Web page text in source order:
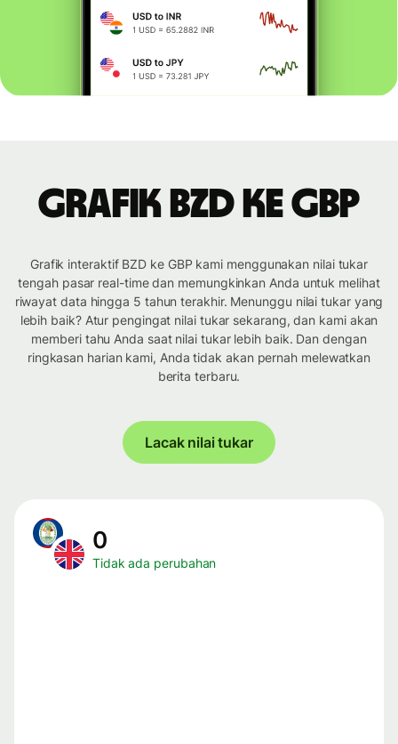
Grafik BZD ke GBP
Grafik interaktif BZD ke GBP kami menggunakan nilai tukar
tengah pasar real-time dan memungkinkan Anda untuk melihat
riwayat data hingga 5 tahun terakhir. Menunggu nilai tukar yang
lebih baik? Atur pengingat nilai tukar sekarang, dan kami akan
memberi tahu Anda saat nilai tukar lebih baik. Dan dengan
ringkasan harian kami, Anda tidak akan pernah melewatkan
berita terbaru.
Lacak nilai tukar
0
Tidak ada perubahan